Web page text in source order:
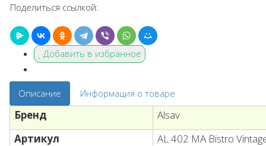
Поделиться ссылкой:
Добавить в избранное
Описание Информация о товаре
Бренд
Alsav
Артикул
AL 402 MA Bistro